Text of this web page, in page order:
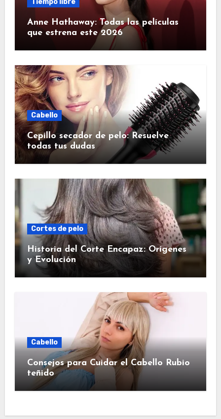
Anne Hathaway: Todas las películas
que estrena este 2026
Cabello
Cepillo secador de pelo: Resuelve
todas tus dudas
Cortes de pelo
Historia del Corte Encapaz: Orígenes
y Evolución
Cabello
Consejos para Cuidar el Cabello Rubio
teñido